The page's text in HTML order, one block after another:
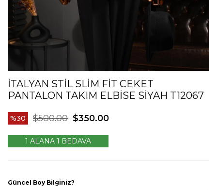
İTALYAN STIL SLIM FIT CEKET
PANTALON TAKIM ELBISE SIYAH T12067
30 $500.00 $350.00
1 ALANA 1 BEDAVA
Güncel Boy Bilginiz?